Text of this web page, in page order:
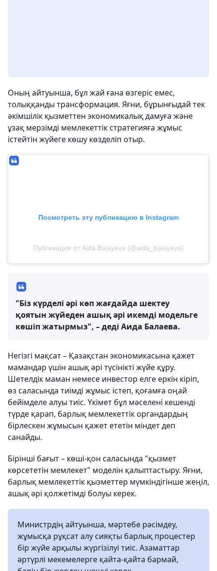
Оның айтуынша, бұл жай ғана өзгеріс емес,
толыққанды трансформация. Яғни, бұрынғыдай тек
әкімшілік қызметтен экономикалық дамуға және
ұзақ мерзімді мемлекеттік стратегияға жұмыс
істейтін жүйеге көшу көзделіп отыр.
Посмотреть эту публикацию в Instagram
Публикация от Aida Balayeva (@aida_balayeva)
"Біз күрделі әрі көп жағдайда шектеу
қоятын жүйеден ашық әрі икемді модельге
көшіп жатырмыз", – деді Аида Балаева.
Негізгі мақсат – Қазақстан экономикасына қажет
мамандар үшін ашық әрі түсінікті жүйе құру.
Шетелдік маман немесе инвестор елге еркін кіріп,
өз саласында тиімді жұмыс істеп, қоғамға оңай
бейімделе алуы тиіс. Үкімет бұл мәселені кешенді
түрде қарап, барлық мемлекеттік органдардың
бірлескен жұмысын қажет ететін міндет деп
санайды.
Бірінші бағыт – көші-қон саласында "қызмет
көрсететін мемлекет" моделін қалыптастыру. Яғни,
барлық мемлекеттік қызметтер мүмкіндігінше жеңіл,
ашық әрі қолжетімді болуы керек.
Министрдің айтуынша, мәртебе рәсімдеу,
жұмысқа рұқсат алу сияқты барлық процестер
бір жүйе арқылы жүргізілуі тиіс. Азаматтар
әртүрлі мекемелерге қайта-қайта бармай,